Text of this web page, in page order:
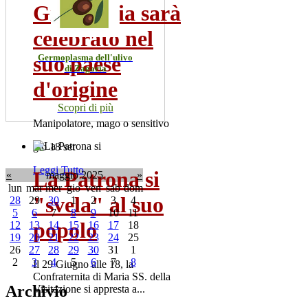
Gigi Scalia sarà
celebrato nel
suo paese
d'origine
Manipolatore, mago o sensitivo
gio 18 set
Leggi Tutto
La Patrona si
"svela" al suo
popolo
Il 29 Giugno alle 18, la
Confraternita di Maria SS. della
Visitazione si appresta a...
Germoplasma dell'ulivo
di Zagaria
Scopri di più
« maggio 2025
»
lun mar mer gio ven sab dom
28
29 30 1 2 3
4
5
6 7 8 9 10
11
12
13 14 15 16 17
18
19
20 21 22 23 24
25
26
27 28 29 30 31
1
2
3 4 5 6 7 8
Archivio